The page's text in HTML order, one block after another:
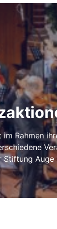
im Rahmen
Stiftung Auge